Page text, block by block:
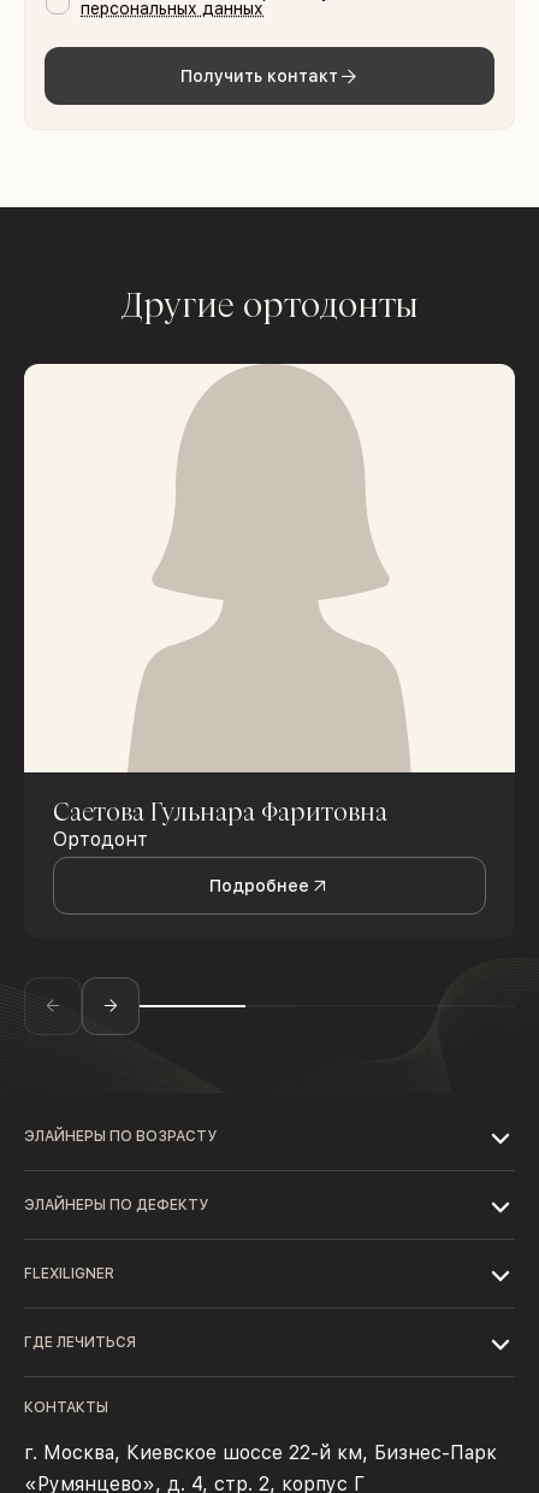
персональных данных
Получить контакт
Другие ортодонты
Саетова Гульнара Фаритовна
Ортодонт
Подробнее
ЭЛАЙНЕРЫ ПО ВОЗРАСТУ
ЭЛАЙНЕРЫ ПО ДЕФЕКТУ
FLEXILIGNER
ГДЕ ЛЕЧИТЬСЯ
КОНТАКТЫ
г. Москва, Киевское шоссе 22-й км, Бизнес-Парк
«Румянцево», д. 4, стр. 2, корпус Г